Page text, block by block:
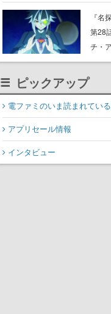
8月8
ス。
界の
『名
第28
チ・
ト解
ピックアップ
電ファミのいま読まれてい
アプリセール情報
インタビュー